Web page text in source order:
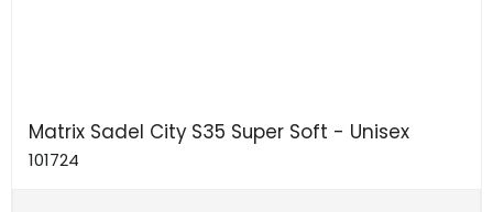
Matrix Sadel City S35 Super Soft - Unisex
101724